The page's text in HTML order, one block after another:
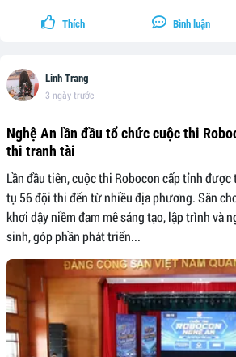
Thích Bình luận
Linh Trang
3 ngày trước
Nghệ An lần đầu tổ chức cuộc thi
thi tranh tài
Lần đầu tiên, cuộc thi Robocon cấp tỉnh
tụ 56 đội thi đến từ nhiều địa phương. Sân
khơi dậy niềm đam mê sáng tạo, lập trình và
sinh, góp phần phát triển...